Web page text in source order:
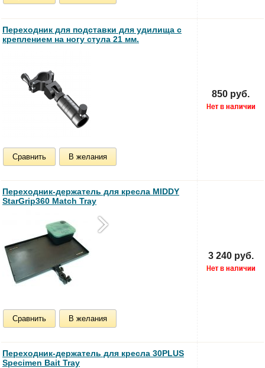
Переходник для подставки для удилища с
креплением на ногу стула 21 мм.
Сравнить В желания
850 руб.
Переходник-держатель для кресла MIDDY
StarGrip360 Match Tray
Сравнить В желания
3 240 руб.
Переходник-держатель для кресла 30PLUS
Specimen Bait Tray